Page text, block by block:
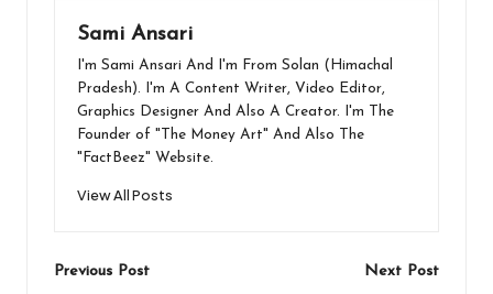
Sami Ansari
I'm Sami Ansari And I'm From Solan (Himachal
Pradesh). I'm A Content Writer, Video Editor,
Graphics Designer And Also A Creator. I'm The
Founder of "The Money Art" And Also The
"FactBeez" Website.
View All Posts
Post
Previous Post Next Post